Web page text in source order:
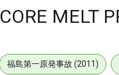
CORE MELT
福島第一原発事故 (2011)